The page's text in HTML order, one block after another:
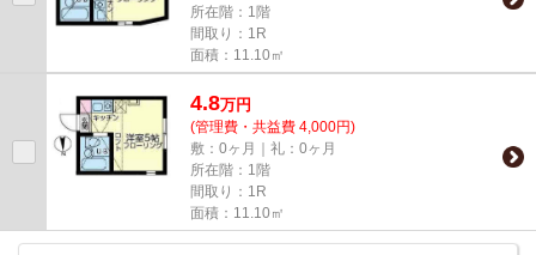
所在階：1階
間取り：1R
面積：11.10㎡
4.8万円
(管理費・共益費 4,000円)
敷：0ヶ月｜礼：0ヶ月
所在階：1階
間取り：1R
面積：11.10㎡